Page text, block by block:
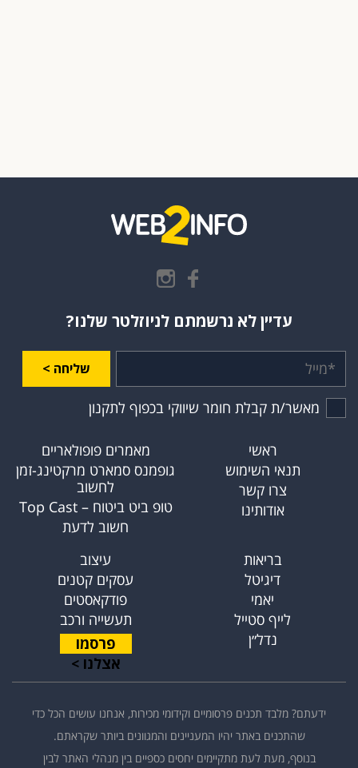
עדיין לא נרשמתם לניוזלטר שלנו?
שליחה >
מאשר/ת קבלת חומר שיווקי בכפוף לתקנון
ראשי
תנאי השימוש
צרו קשר
אודותינו
מאמרים פופולאריים
גופמנס סמארט מרקטינג-זמן
לחשוב
טופ ביט ביטוח – Top Cast
חשוב לדעת
בריאות
דיגיטל
יאמי
לייף סטייל
נדל״ן
עיצוב
עסקים קטנים
פודקאסטים
תעשייה ורכב
פרסמו
אצלנו >
ידעתם? מלבד תכנים פרסומיים וקידומי מכירות, אנחנו עושים הכל כדי
שהתכנים באתר יהיו המעניינים והמגוונים ביותר שקראתם.
בנוסף, מעת לעת מתקיימים יחסים כספיים בין מנהלי האתר לבין